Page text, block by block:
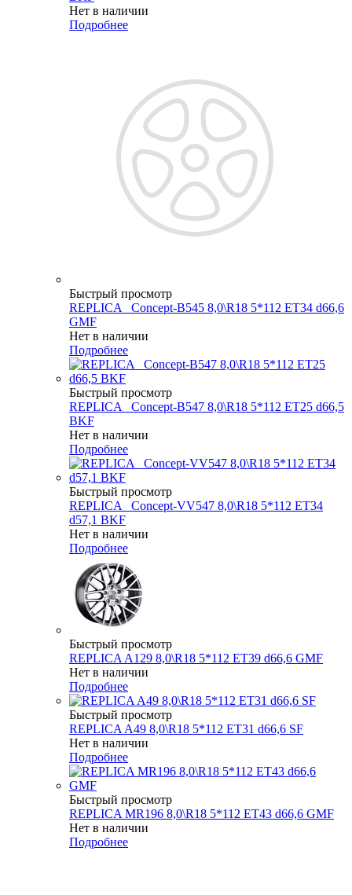
Нет в наличии
Подробнее
Быстрый просмотр
REPLICA _Concept-B545 8,0\R18 5*112 ET34 d66,6
GMF
Нет в наличии
Подробнее
Быстрый просмотр
REPLICA _Concept-B547 8,0\R18 5*112 ET25 d66,5
BKF
Нет в наличии
Подробнее
Быстрый просмотр
REPLICA _Concept-VV547 8,0\R18 5*112 ET34
d57,1 BKF
Нет в наличии
Подробнее
Быстрый просмотр
REPLICA A129 8,0\R18 5*112 ET39 d66,6 GMF
Нет в наличии
Подробнее
Быстрый просмотр
REPLICA A49 8,0\R18 5*112 ET31 d66,6 SF
Нет в наличии
Подробнее
Быстрый просмотр
REPLICA MR196 8,0\R18 5*112 ET43 d66,6 GMF
Нет в наличии
Подробнее